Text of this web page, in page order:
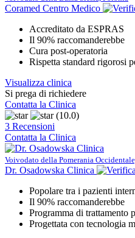
Coramed Centro Medico
Accreditato da ESPRAS
Il 90% raccomanderebbe
Cura post-operatoria
Rispetta standard rigorosi
Visualizza clinica
Si prega di richiedere
Contatta la Clinica
(10.0)
3 Recensioni
Contatta la Clinica
Voivodato della Pomerania
Dr. Osadowska Clinica
Popolare tra i pazienti
Il 90% raccomanderebbe
Programma di trattamento
Progettata con tecnologia